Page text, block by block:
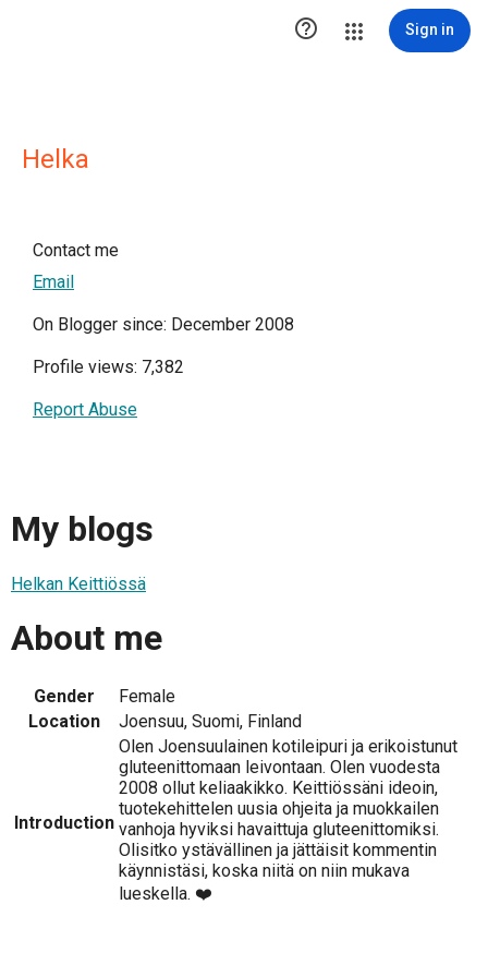
 Sign in
Helka
Contact me
Email
On Blogger since: December 2008
Profile views: 7,382
Report Abuse
My blogs
Helkan Keittiössä
About me
Gender
Female
Location
Joensuu, Suomi, Finland
Introduction
Olen Joensuulainen kotileipuri ja erikoistunut
gluteenittomaan leivontaan. Olen vuodesta
2008 ollut keliaakikko. Keittiössäni ideoin,
tuotekehittelen uusia ohjeita ja muokkailen
vanhoja hyviksi havaittuja gluteenittomiksi.
Olisitko ystävällinen ja jättäisit kommentin
käynnistäsi, koska niitä on niin mukava
lueskella. ❤️